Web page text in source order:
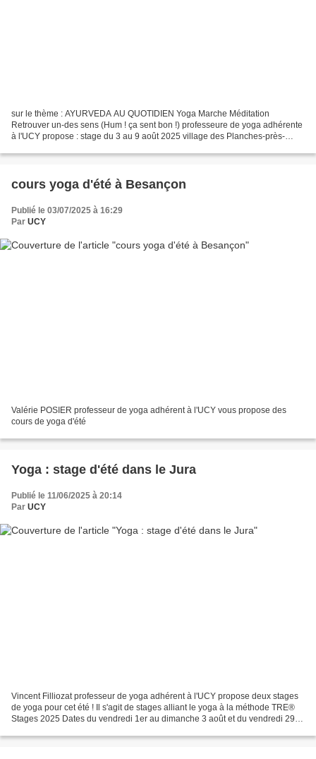
sur le thème : AYURVEDA AU QUOTIDIEN Yoga Marche Méditation
Retrouver un-des sens (Hum ! ça sent bon !) professeure de yoga adhérente
à l'UCY propose : stage du 3 au 9 août 2025 village des Planches-près-
cours yoga d'été à Besançon
Publié le 03/07/2025 à 16:29
Par UCY
Valérie POSIER professeur de yoga adhérent à l'UCY vous propose des
cours de yoga d'été
Yoga : stage d'été dans le Jura
Publié le 11/06/2025 à 20:14
Par UCY
Vincent Filliozat professeur de yoga adhérent à l'UCY propose deux stages
de yoga pour cet été ! Il s'agit de stages alliant le yoga à la méthode TRE®
Stages 2025 Dates du vendredi 1er au dimanche 3 août et du vendredi 29